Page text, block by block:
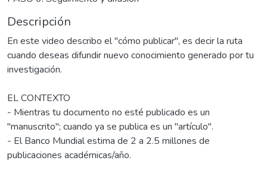
Descripción
En este video describo el "cómo publicar", es decir la ruta
cuando deseas difundir nuevo conocimiento generado por tu
investigación.
EL CONTEXTO
- Mientras tu documento no esté publicado es un
"manuscrito"; cuando ya se publica es un "artículo".
- El Banco Mundial estima de 2 a 2.5 millones de
publicaciones académicas/año.